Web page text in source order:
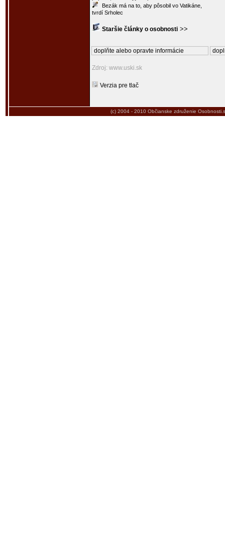
Bezák má na to, aby pôsobil vo Vatikáne,
tvrdí Srholec
Staršie články o osobnosti >>
doplňte alebo opravte informácie
Zdroj: www.uski.sk
Verzia pre tlač
(c) 2004 - 2010 Občianske združenie